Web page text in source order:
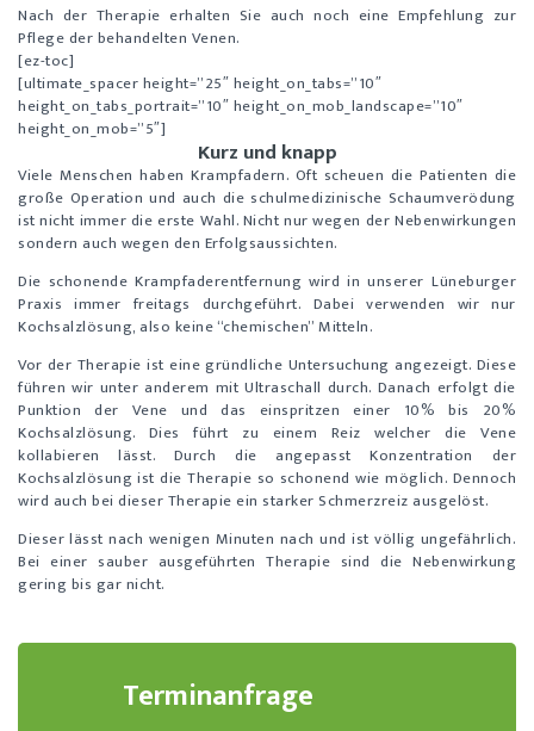
Nach der Therapie erhalten Sie auch noch eine Empfehlung zur
Pflege der behandelten Venen.
[ez-toc]
[ultimate_spacer height=”25″ height_on_tabs=”10″
height_on_tabs_portrait=”10″ height_on_mob_landscape=”10″
height_on_mob=”5″]
Kurz und knapp
Viele Menschen haben Krampfadern. Oft scheuen die Patienten die
große Operation und auch die schulmedizinische Schaumverödung
ist nicht immer die erste Wahl. Nicht nur wegen der Nebenwirkungen
sondern auch wegen den Erfolgsaussichten.
Die schonende Krampfaderentfernung wird in unserer Lüneburger
Praxis immer freitags durchgeführt. Dabei verwenden wir nur
Kochsalzlösung, also keine “chemischen” Mitteln.
Vor der Therapie ist eine gründliche Untersuchung angezeigt. Diese
führen wir unter anderem mit Ultraschall durch. Danach erfolgt die
Punktion der Vene und das einspritzen einer 10% bis 20%
Kochsalzlösung. Dies führt zu einem Reiz welcher die Vene
kollabieren lässt. Durch die angepasst Konzentration der
Kochsalzlösung ist die Therapie so schonend wie möglich. Dennoch
wird auch bei dieser Therapie ein starker Schmerzreiz ausgelöst.
Dieser lässt nach wenigen Minuten nach und ist völlig ungefährlich.
Bei einer sauber ausgeführten Therapie sind die Nebenwirkung
gering bis gar nicht.
Terminanfrage